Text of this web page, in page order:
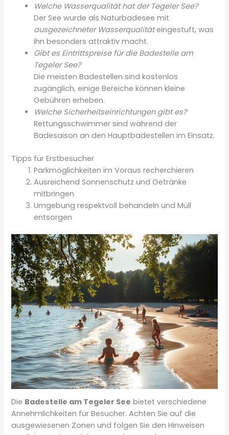
Welche Wasserqualität hat der Tegeler See?
Der See wurde als Naturbadesee mit
ausgezeichneter Wasserqualitäteingestuft, was
ihn besonders attraktiv macht.
Gibt es Eintrittspreise für die Badestelle am
Tegeler See?
Die meisten Badestellen sind kostenlos
zugänglich, einige Bereiche können kleine
Gebühren erheben.
Welche Sicherheitseinrichtungen gibt es?
Rettungsschwimmer sind während der
Badesaison an den Hauptbadestellen im Einsatz.
Tipps für Erstbesucher
Parkmöglichkeiten im Voraus recherchieren
Ausreichend Sonnenschutz und Getränke
mitbringen
Umgebung respektvoll behandeln und Müll
entsorgen
Die Badestelle am Tegeler See bietet verschiedene
Annehmlichkeiten für Besucher. Achten Sie auf die
ausgewiesenen Zonen und folgen Sie den Hinweisen